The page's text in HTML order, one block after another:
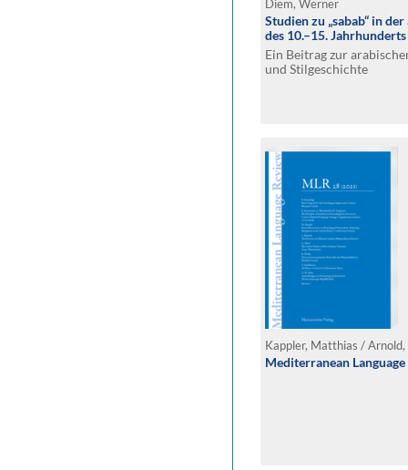
Diem, Werner
Studien zu „sabab“ in
des 10.–15. Jahrhunderts
Ein Beitrag zur
und Stilgeschichte
Mediterranean